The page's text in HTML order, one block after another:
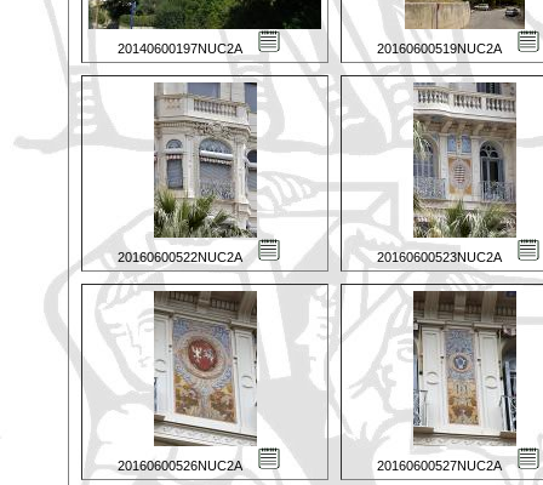
20140600197NUC2A 20160600519NUC2A
20160600522NUC2A 20160600523NUC2A
20160600526NUC2A 20160600527NUC2A